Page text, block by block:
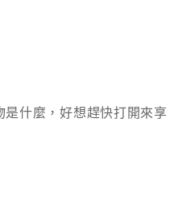
什麼，好想趕快打開來享